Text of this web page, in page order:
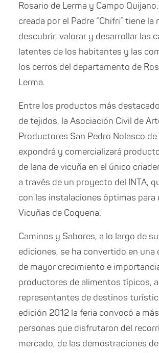
Rosario de Lerma y Campo
creada por el Padre “Chifri” tiene la
descubrir, valorar y desarrollar las
latentes de los habitantes y las
los cerros del departamento de
Lerma.
Entre los productos más
de tejidos, la Asociación Civil de
Productores San Pedro Nolasco
expondrá y comercializará
de lana de vicuña en el único
a través de un proyecto del INTA,
con las instalaciones óptimas para
Vicuñas de Coquena.
Caminos y Sabores, a lo largo de
ediciones, se ha convertido en una
de mayor crecimiento e
productores de alimentos típicos,
representantes de destinos
edición 2012 la feria convocó a
personas que disfrutaron del
mercado, de las demostraciones